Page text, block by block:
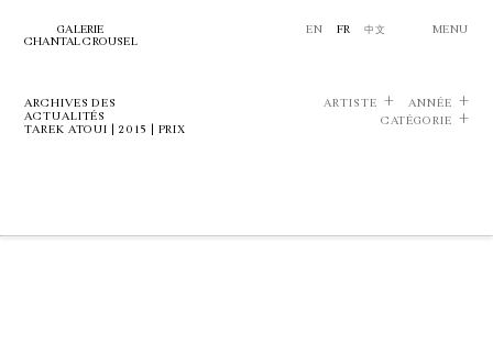
GALERIE
CHANTAL CROUSEL
EN FR 中文 MENU
ARCHIVES DES
ACTUALITÉS
TAREK ATOUI | 2015 | PRIX
ARTISTE
ANNÉE
CATÉGORIE